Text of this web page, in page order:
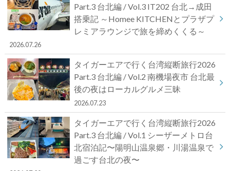
Part.3 台北編 / Vol.3 IT202 台北→成田
搭乗記 ～Homee KITCHENとプラザプ
レミアラウンジで旅を締めくくる～
2026.07.26
タイガーエアで行く台湾縦断旅行2026
Part.3 台北編 / Vol.2 南機場夜市 台北最
後の夜はローカルグルメ三昧
2026.07.23
タイガーエアで行く台湾縦断旅行2026
Part.3 台北編 / Vol.1 シーザーメトロ台
北宿泊記〜陽明山温泉郷・川湯温泉で
過ごす台北の夜〜